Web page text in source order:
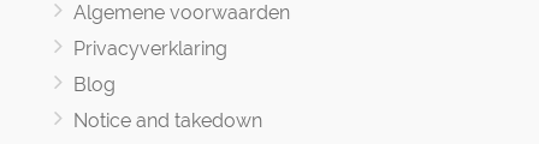
Algemene voorwaarden
Privacyverklaring
Blog
Notice and takedown